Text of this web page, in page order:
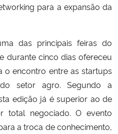
para a expansão da
das principais feiras do
durante cinco dias ofereceu
o encontro entre as startups
setor agro. Segundo a
edição já é superior ao de
negociado. O evento
a troca de conhecimento,